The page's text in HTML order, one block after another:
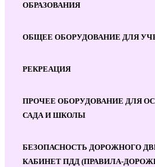
ОБРАЗОВАНИЯ
ОБЩЕЕ ОБОРУДОВАНИЕ ДЛЯ
РЕКРЕАЦИЯ
ПРОЧЕЕ ОБОРУДОВАНИЕ ДЛЯ
САДА И ШКОЛЫ
БЕЗОПАСНОСТЬ ДОРОЖНОГО
КАБИНЕТ ПДД (ПРАВИЛА-